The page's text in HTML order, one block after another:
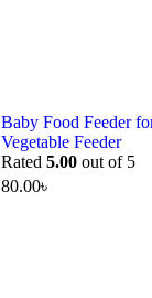
Baby Food Feeder
Vegetable Feeder
Rated 5.00 out of 5
80.00৳